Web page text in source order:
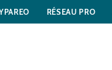
RÉSEAU PRO